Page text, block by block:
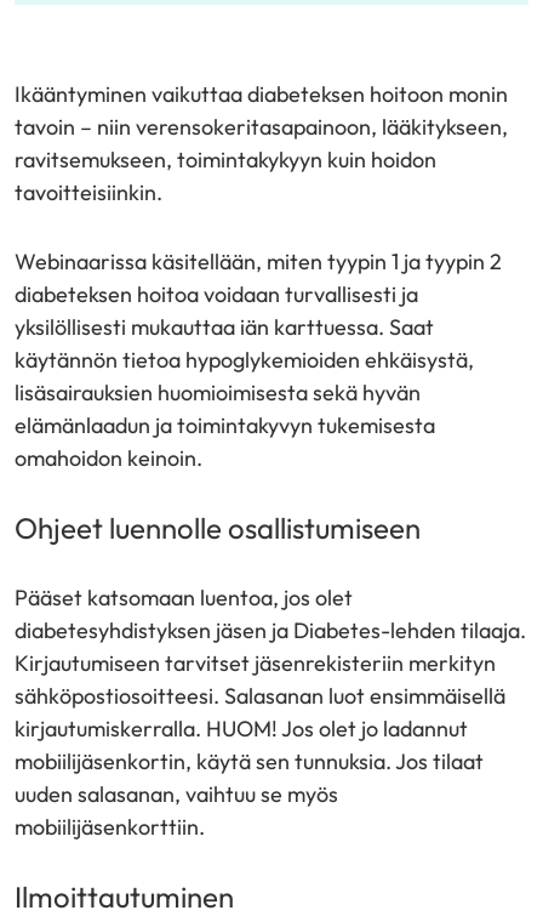
Ikääntyminen vaikuttaa diabeteksen hoitoon monin
tavoin – niin verensokeritasapainoon, lääkitykseen,
ravitsemukseen, toimintakykyyn kuin hoidon
tavoitteisiinkin.
Webinaarissa käsitellään, miten tyypin 1 ja tyypin 2
diabeteksen hoitoa voidaan turvallisesti ja
yksilöllisesti mukauttaa iän karttuessa. Saat
käytännön tietoa hypoglykemioiden ehkäisystä,
lisäsairauksien huomioimisesta sekä hyvän
elämänlaadun ja toimintakyvyn tukemisesta
omahoidon keinoin.
Ohjeet luennolle osallistumiseen
Pääset katsomaan luentoa, jos olet
diabetesyhdistyksen jäsen ja Diabetes-lehden tilaaja.
Kirjautumiseen tarvitset jäsenrekisteriin merkityn
sähköpostiosoitteesi. Salasanan luot ensimmäisellä
kirjautumiskerralla. HUOM! Jos olet jo ladannut
mobiilijäsenkortin, käytä sen tunnuksia. Jos tilaat
uuden salasanan, vaihtuu se myös
mobiilijäsenkorttiin.
Ilmoittautuminen